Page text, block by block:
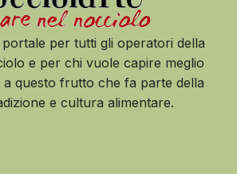
per tutti gli operatori della
e per chi vuole capire meglio
a questo frutto che fa parte della
e cultura alimentare.